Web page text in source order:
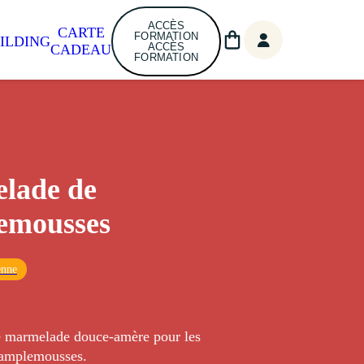
CARTE
CADEAU
ACCÈS
FORMATION
ACCÈS
FORMATION
de
marmelade douce-amère pour les